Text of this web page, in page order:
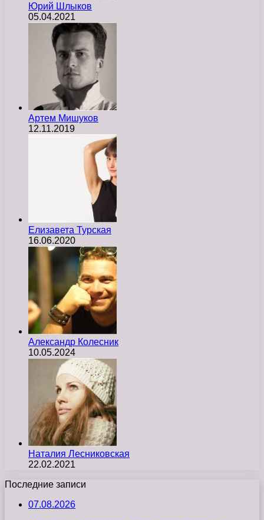
Юрий Шлыков
05.04.2021
Артем Мишуков
12.11.2019
Елизавета Турская
16.06.2020
Александр Колесник
10.05.2024
Наталия Лесниковская
22.02.2021
Последние записи
07.08.2026